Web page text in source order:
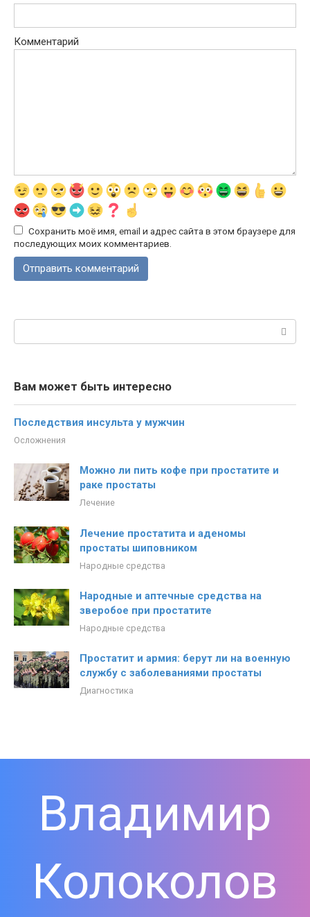
Комментарий
Сохранить моё имя, email и адрес сайта в этом браузере для
последующих моих комментариев.
Поиск:
Вам может быть интересно
Последствия инсульта у мужчин
Осложнения
Можно ли пить кофе при простатите и
раке простаты
Лечение
Лечение простатита и аденомы
простаты шиповником
Народные средства
Народные и аптечные средства на
зверобое при простатите
Народные средства
Простатит и армия: берут ли на военную
службу с заболеваниями простаты
Диагностика
Владимир
Колоколов